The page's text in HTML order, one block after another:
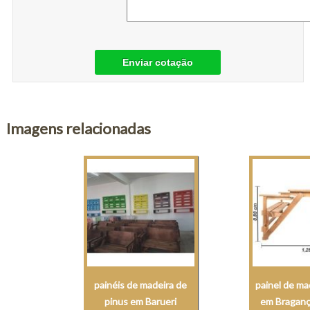
Enviar cotação
Imagens relacionadas
painéis de madeira de
pinus em Barueri
painel de
em